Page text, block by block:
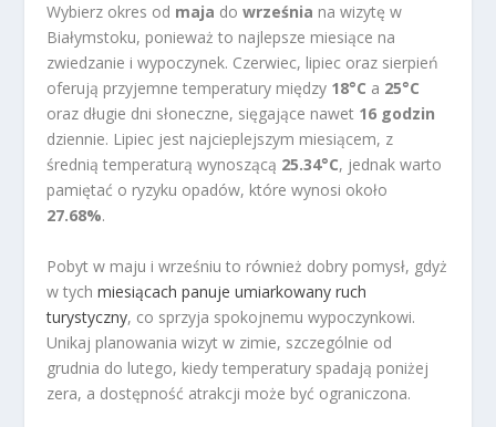
Wybierz okres od maja dowrześnia na wizytę w
Białymstoku, ponieważ to najlepsze miesiące na
zwiedzanie i wypoczynek. Czerwiec, lipiec oraz sierpień
oferują przyjemne temperatury między 18°C a 25°C
oraz długie dni słoneczne, sięgające nawet 16 godzin
dziennie. Lipiec jest najcieplejszym miesiącem, z
średnią temperaturą wynoszącą 25.34°C, jednak warto
pamiętać o ryzyku opadów, które wynosi około
27.68%.
Pobyt w maju i wrześniu to również dobry pomysł, gdyż
w tychmiesiącach panuje umiarkowany ruch
turystyczny, co sprzyja spokojnemu wypoczynkowi.
Unikaj planowania wizyt w zimie, szczególnie od
grudnia do lutego, kiedy temperatury spadają poniżej
zera, a dostępność atrakcji może być ograniczona.